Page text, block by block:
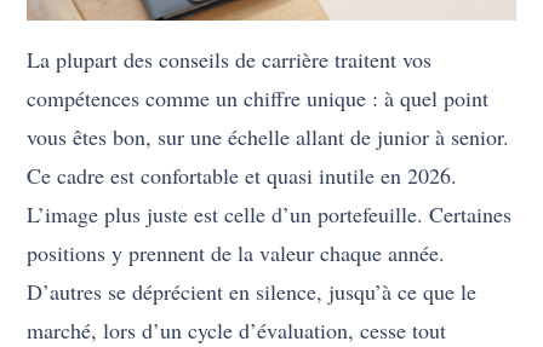
La plupart des conseils de carrière traitent vos
compétences comme un chiffre unique : à quel point
vous êtes bon, sur une échelle allant de junior à senior.
Ce cadre est confortable et quasi inutile en 2026.
L’image plus juste est celle d’un portefeuille. Certaines
positions y prennent de la valeur chaque année.
D’autres se déprécient en silence, jusqu’à ce que le
marché, lors d’un cycle d’évaluation, cesse tout